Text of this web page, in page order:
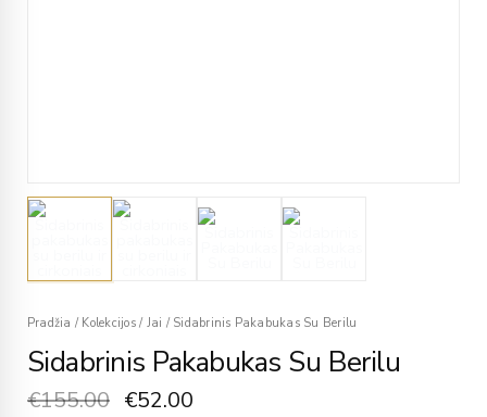
Pradžia / Kolekcijos / Jai /Sidabrinis Pakabukas Su Berilu
Sidabrinis Pakabukas Su Berilu
€155.00 €52.00